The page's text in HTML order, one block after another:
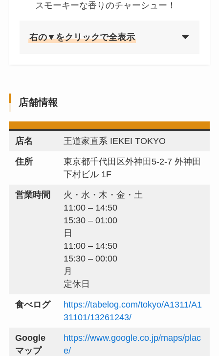
スモーキーな香りのチャーシュー！
右の▼をクリックで全表示
店舗情報
店名 王道家直系 IEKEI TOKYO
住所
東京都千代田区外神田5-2-7 外神田
下村ビル 1F
営業時間
火・水・木・金・土
11:00 – 14:50
15:30 – 01:00
日
11:00 – 14:50
15:30 – 00:00
月
定休日
食べログ
https://tabelog.com/tokyo/A1311/A1
31101/13261243/
Google
マップ
https://www.google.co.jp/maps/plac
e/